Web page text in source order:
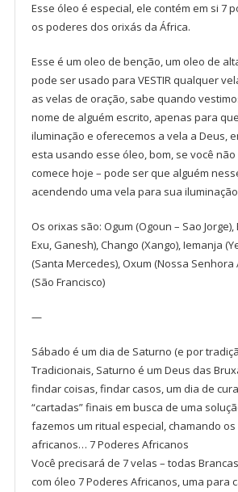
Esse óleo é especial, ele contém em si 7
os poderes dos orixás da África.
Esse é um oleo de benção, um oleo de
pode ser usado para VESTIR qualquer
as velas de oração, sabe quando
nome de alguém escrito, apenas para
iluminação e oferecemos a vela a Deus,
esta usando esse óleo, bom, se você
comece hoje – pode ser que alguém
acendendo uma vela para sua
Os orixas são: Ogum (Ogoun – Sao Jorge),
Exu, Ganesh), Chango (Xango), Iemanja
(Santa Mercedes), Oxum (Nossa Senhora
(São Francisco)
—
Sábado é um dia de Saturno (e por
Tradicionais, Saturno é um Deus das
findar coisas, findar casos, um dia de
“cartadas” finais em busca de uma
fazemos um ritual especial, chamando
africanos… 7 Poderes Africanos
Você precisará de 7 velas – todas
com óleo 7 Poderes Africanos, uma para